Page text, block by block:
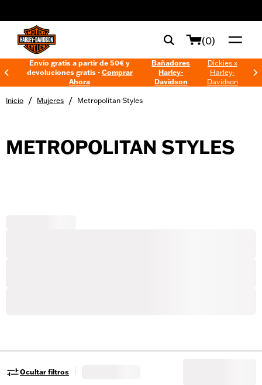
(0)
Envío gratis a partir de 50€ y
devoluciones gratis - Comprar
Ahora
Bañadores
Harley-
Davidson
Dickies x
Harley-
Davidson
Inicio / Mujeres / Metropolitan Styles
METROPOLITAN STYLES
Ocultar filtros